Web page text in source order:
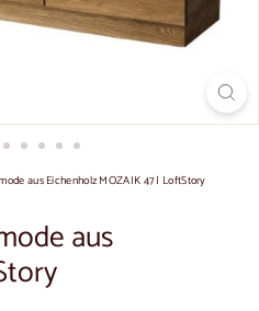
aus Eichenholz MOZAIK 47 | LoftStory
aus